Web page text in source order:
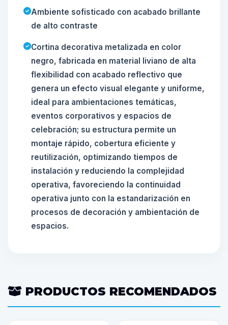
Ambiente sofisticado con acabado brillante
de alto contraste
Cortina decorativa metalizada en color
negro, fabricada en material liviano de alta
flexibilidad con acabado reflectivo que
genera un efecto visual elegante y uniforme,
ideal para ambientaciones temáticas,
eventos corporativos y espacios de
celebración; su estructura permite un
montaje rápido, cobertura eficiente y
reutilización, optimizando tiempos de
instalación y reduciendo la complejidad
operativa, favoreciendo la continuidad
operativa junto con la estandarización en
procesos de decoración y ambientación de
espacios.
PRODUCTOS RECOMENDADOS